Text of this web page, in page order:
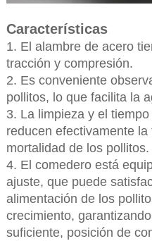
Características
1. El alambre de acero
tracción y compresión.
2. Es conveniente
pollitos, lo que facilita la
3. La limpieza y el
reducen efectivamente
mortalidad de los pollitos.
4. El comedero está
ajuste, que puede
alimentación de los
crecimiento,
suficiente, posición de